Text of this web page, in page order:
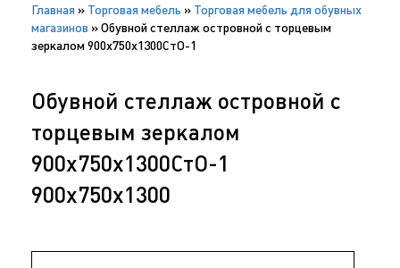
Главная » Торговая мебель » Торговая мебель для обувных
магазинов »Обувной стеллаж островной с торцевым
зеркалом 900х750х1300СтО-1
Обувной стеллаж островной с
торцевым зеркалом
900х750х1300СтО-1
900х750х1300